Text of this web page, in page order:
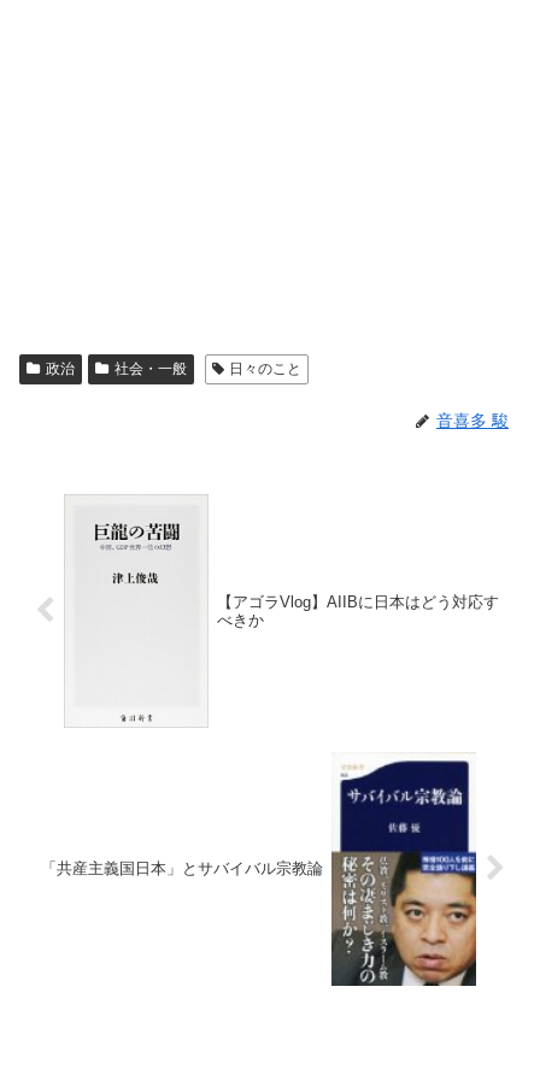
政治 社会・一般 日々のこと
音喜多 駿
【アゴラVlog】AIIBに日本はどう対応す
べきか
「共産主義国日本」とサバイバル宗教論